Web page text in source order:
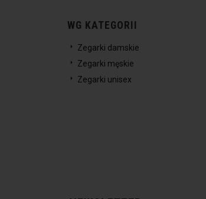
WG KATEGORII
Zegarki damskie
Zegarki męskie
Zegarki unisex